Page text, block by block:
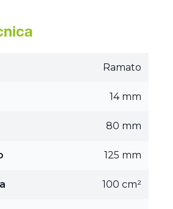
Ramato
14 mm
80 mm
125 mm
100 cm²